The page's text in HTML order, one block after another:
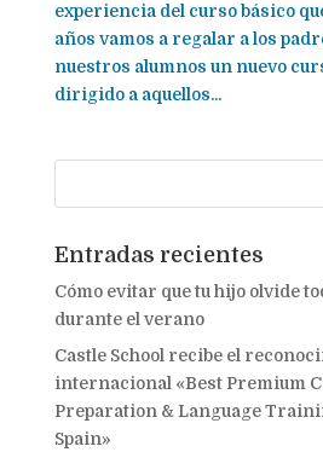
experiencia del curso básico
años vamos a regalar a los
nuestros alumnos un nuevo
dirigido a aquellos...
Entradas recientes
Cómo evitar que tu hijo olvide
durante el verano
Castle School recibe el
internacional «Best Premium
Preparation & Language
Spain»